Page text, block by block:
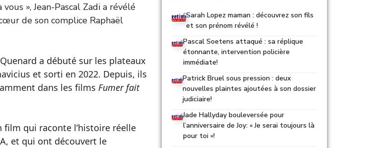
», Jean-Pascal Zadi a révélé
de son complice Raphaël
a débuté sur les plateaux
et sorti en 2022. Depuis, ils
dans les films Fumer fait
film qui raconte l’histoire réelle
et qui ont découvert le
Sarah Lopez maman : découvrez son fils
et son prénom révélé !
Pascal Soetens attaqué : sa réplique
étonnante, intervention policière
immédiate!
Patrick Bruel sous pression : deux
nouvelles plaintes ajoutées à son dossier
judiciaire!
Jade Hallyday bouleversée pour
l’anniversaire de Joy: « Je serai toujours là
pour toi »!